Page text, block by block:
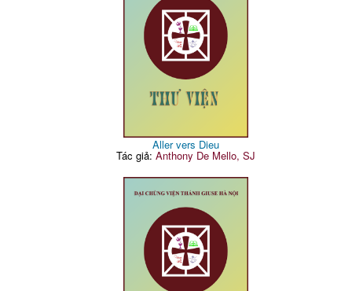
Aller vers Dieu
Tác giả: Anthony De Mello, SJ